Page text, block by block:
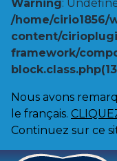
Warning:
/home/cirio1856/
content/
framework/
Nous avons
le français.
Continuez sur ce